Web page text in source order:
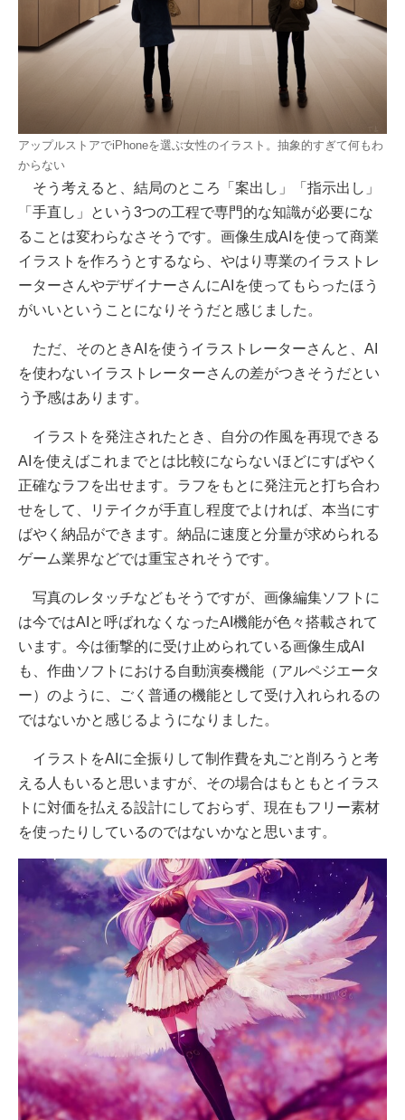
アップルストアでiPhoneを選ぶ女性のイラスト。抽象的すぎて何もわ
からない
そう考えると、結局のところ「案出し」「指示出し」
「手直し」という3つの工程で専門的な知識が必要にな
ることは変わらなさそうです。画像生成AIを使って商業
イラストを作ろうとするなら、やはり専業のイラストレ
ーターさんやデザイナーさんにAIを使ってもらったほう
がいいということになりそうだと感じました。
ただ、そのときAIを使うイラストレーターさんと、AI
を使わないイラストレーターさんの差がつきそうだとい
う予感はあります。
イラストを発注されたとき、自分の作風を再現できる
AIを使えばこれまでとは比較にならないほどにすばやく
正確なラフを出せます。ラフをもとに発注元と打ち合わ
せをして、リテイクが手直し程度でよければ、本当にす
ばやく納品ができます。納品に速度と分量が求められる
ゲーム業界などでは重宝されそうです。
写真のレタッチなどもそうですが、画像編集ソフトに
は今ではAIと呼ばれなくなったAI機能が色々搭載されて
います。今は衝撃的に受け止められている画像生成AI
も、作曲ソフトにおける自動演奏機能（アルペジエータ
ー）のように、ごく普通の機能として受け入れられるの
ではないかと感じるようになりました。
イラストをAIに全振りして制作費を丸ごと削ろうと考
える人もいると思いますが、その場合はもともとイラス
トに対価を払える設計にしておらず、現在もフリー素材
を使ったりしているのではないかなと思います。